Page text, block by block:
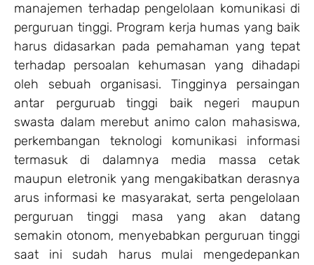
manajemen terhadap pengelolaan komunikasi di
perguruan tinggi. Program kerja humas yang baik
harus didasarkan pada pemahaman yang tepat
terhadap persoalan kehumasan yang dihadapi
oleh sebuah organisasi. Tingginya persaingan
antar perguruab tinggi baik negeri maupun
swasta dalam merebut animo calon mahasiswa,
perkembangan teknologi komunikasi informasi
termasuk di dalamnya media massa cetak
maupun eletronik yang mengakibatkan derasnya
arus informasi ke masyarakat, serta pengelolaan
perguruan tinggi masa yang akan datang
semakin otonom, menyebabkan perguruan tinggi
saat ini sudah harus mulai mengedepankan